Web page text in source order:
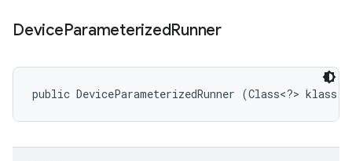
DeviceParameterizedRunner
public DeviceParameterizedRunner (Class<?> klass)